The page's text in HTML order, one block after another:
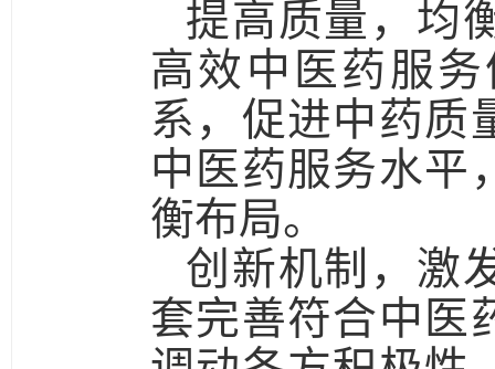
提高质量，均
高效中医药服
系，促进中药质
中医药服务水平
衡布局。
创新机制，激
套完善符合中医